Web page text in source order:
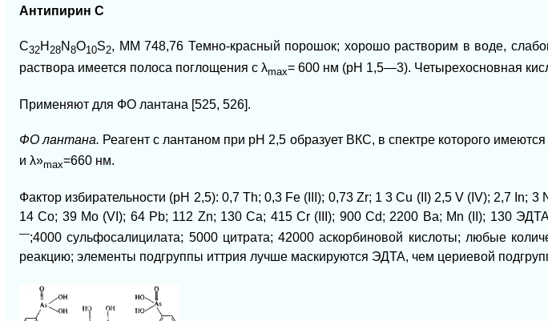
Антипирин С
C32H 28N 8O10S2, ММ 748,76 Темно-красный порошок; хорошо растворим в воде,
раствора имеется полоса поглощения с λmах= 600 нм (рН 1,5—3). Четырехосновная
Применяют для ФО лантана [525, 526].
ФО лантана. Реагент с лантаном при рН 2,5 образует ВКС, в спектре которого
и λ»mах=660 нм.
Фактор избирательности (рН 2,5): 0,7 Th; 0,3 Fe (III); 0,73 Zr; 1 3 Сu (II) 2,5 V (IV); 2,7 In;
14 Co; 39 Mo (VI); 64 Pb; 112 Zn; 130 Ca; 415 Cr (III); 900 Cd; 2200 Ba; Mn (II); 130
—;4000 сульфосалицилата; 5000 цитрата; 42000 аскорбиновой кислоты; любые
реакцию; элементы подгруппы иттрия лучше маскируются ЭДТА, чем цериевой